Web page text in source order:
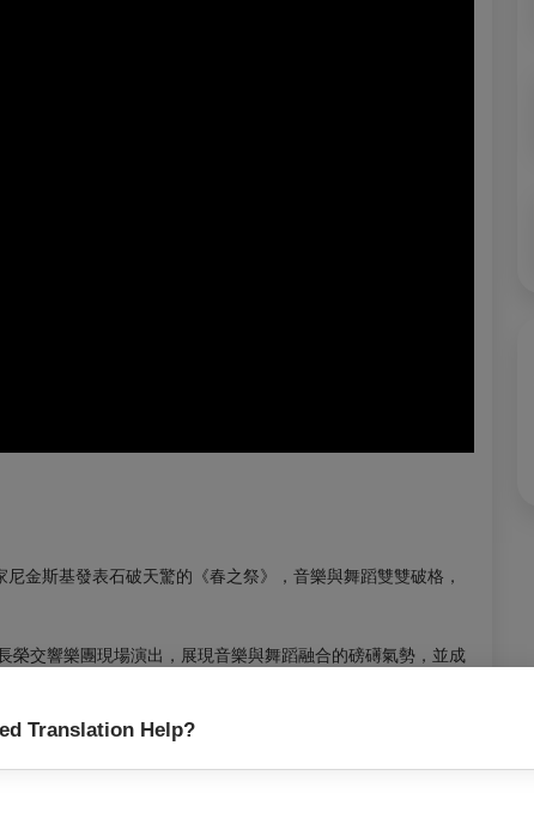
Translation Help?
金斯基發表石破天驚的《春之祭》，音樂與舞蹈雙雙破格，
交響樂團現場演出，展現音樂與舞蹈融合的磅礡氣勢，並成
究其音樂豐富的作曲結構，在戲劇性的肢體語彙與色彩豐富